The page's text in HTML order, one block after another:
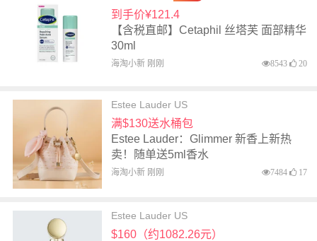
到手价¥121.4
【含税直邮】Cetaphil 丝塔芙 面部精华
30ml
海淘小新 刚刚 8543 20
Estee Lauder US
满$130送水桶包
Estee Lauder：Glimmer 新香上新热
卖！随单送5ml香水
海淘小新 刚刚 7484 17
Estee Lauder US
$160（约1082.26元）